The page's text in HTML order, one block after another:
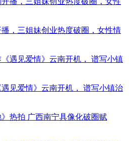
播，三姐妹创业热度破圈，女性情
见爱情》云南开机， 谱写小镇治